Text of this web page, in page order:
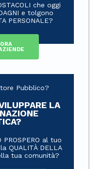
che oggi
e tolgono
PERSONALE?
Pubblico?
LA
PROSPERO al tuo
QUALITÀ DELLA
tua comunità?